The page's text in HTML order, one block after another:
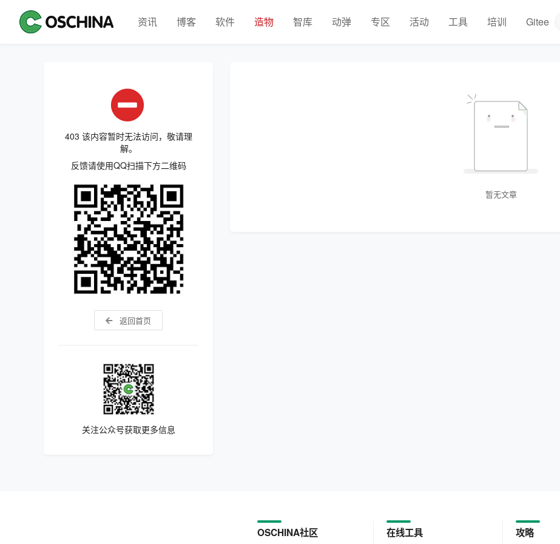
资讯 博客 软件 造物 智库 动弹 专区 活动 工具 培训 Gitee
403 该内容暂时无法访问，敬请理
解。
反馈请使用QQ扫描下方二维码
返回首页
关注公众号获取更多信息
暂无文章
OSCHINA社区 在线工具 攻略